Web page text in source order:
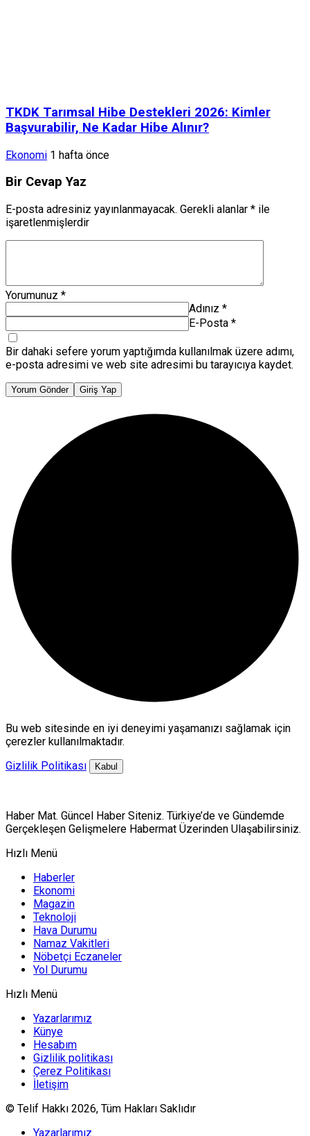
TKDK Tarımsal Hibe Destekleri 2026: Kimler
Başvurabilir, Ne Kadar Hibe Alınır?
Ekonomi 1 hafta önce
Bir Cevap Yaz
E-posta adresiniz yayınlanmayacak. Gerekli alanlar * ile
işaretlenmişlerdir
Yorumunuz *
Adınız *
E-Posta *
Bir dahaki sefere yorum yaptığımda kullanılmak üzere adımı,
e-posta adresimi ve web site adresimi bu tarayıcıya kaydet.
Yorum Gönder Giriş Yap
Bu web sitesinde en iyi deneyimi yaşamanızı sağlamak için
çerezler kullanılmaktadır.
Gizlilik Politikası
Kabul
Haber Mat. Güncel Haber Siteniz. Türkiye’de ve Gündemde
Gerçekleşen Gelişmelere Habermat Üzerinden Ulaşabilirsiniz.
Hızlı Menü
Haberler
Ekonomi
Magazin
Teknoloji
Hava Durumu
Namaz Vakitleri
Nöbetçi Eczaneler
Yol Durumu
Hızlı Menü
Yazarlarımız
Künye
Hesabım
Gizlilik politikası
Çerez Politikası
İletişim
© Telif Hakkı 2026, Tüm Hakları Saklıdır
Yazarlarımız